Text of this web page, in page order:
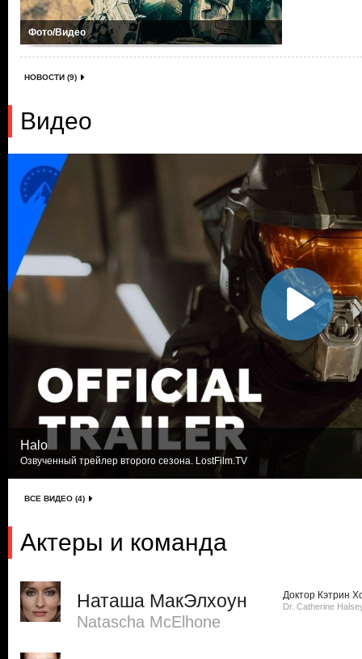
Фото/Видео
НОВОСТИ (9)
Видео
Halo
Озвученный трейлер второго сезона. LostFilm.TV
ВСЕ ВИДЕО (4)
Актеры и команда
Наташа МакЭлхоун
Natascha McElhone
Доктор Кэтрин
Dr. Catherine